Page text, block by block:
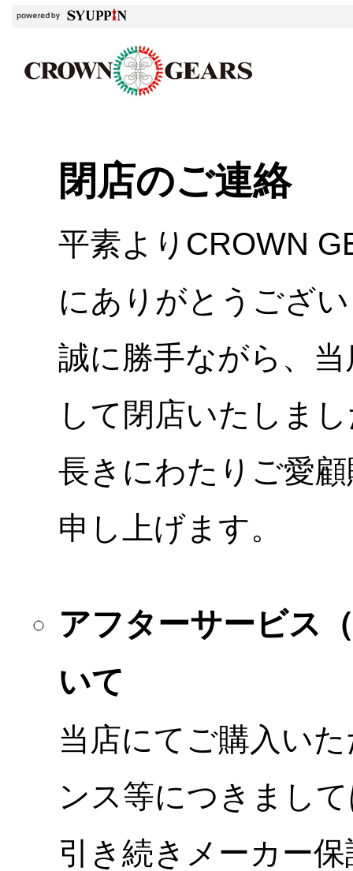
閉店のご連絡
平素よりCROWN
にありがとうござ
誠に勝手ながら、
して閉店いたしま
長きにわたりご愛
申し上げます。
アフターサービス
いて
当店にてご購入い
ンス等につきまし
引き続きメーカー